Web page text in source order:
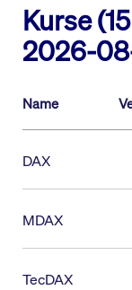
Kurse
2026-
Name
DAX
MDAX
TecDAX